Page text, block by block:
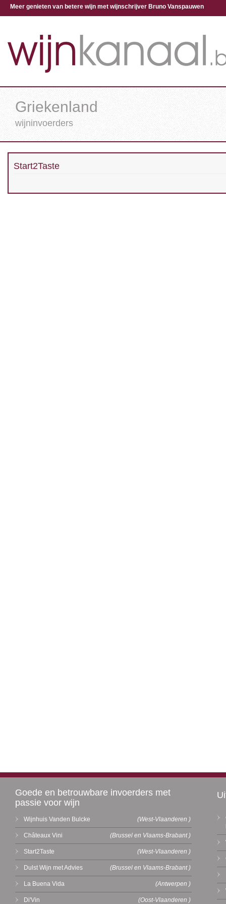
Meer genieten van betere wijn met wijnschrijver Bruno Vanspauwen
Griekenland
wijninvoerders
Start2Taste
Goede en betrouwbare invoerders met
passie voor wijn
Wijnhuis Vanden Bulcke (West-Vlaanderen )
Châteaux Vini (Brussel en Vlaams-Brabant )
Start2Taste (West-Vlaanderen )
Dulst Wijn met Advies (Brussel en Vlaams-Brabant )
La Buena Vida (Antwerpen )
Di'Vin (Oost-Vlaanderen )